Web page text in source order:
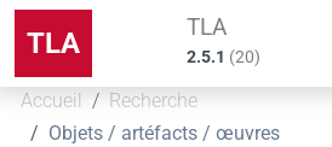
TLA TLA
2.5.1 (20)
Accueil
Recherche
Objets / artéfacts / œuvres